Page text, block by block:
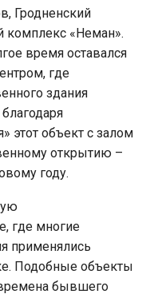
Гродненский
комплекс «Неман».
время оставался
где
здания
этот объект с залом
открытию –
году.
где многие
применялись
Подобные объекты
бывшего